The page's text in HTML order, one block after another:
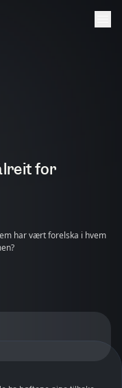
for
har vært forelska i hvem